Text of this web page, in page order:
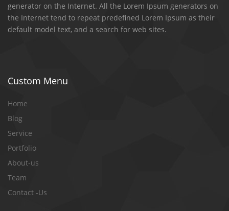
generator on the Internet. All the Lorem Ipsum generators on
the Internet tend to repeat predefined Lorem Ipsum as their
default model text, and a search for web sites.
Custom Menu
Home
Blog
Service
Portfolio
About-us
Team
Contact -Us